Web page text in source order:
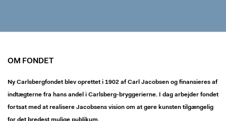
OM FONDET
Ny Carlsbergfondet blev oprettet i 1902 af Carl Jacobsen og finansieres af
indtægterne fra hans andel i Carlsberg-bryggerierne. I dag arbejder fondet
fortsat med at realisere Jacobsens vision om at gøre kunsten tilgængelig